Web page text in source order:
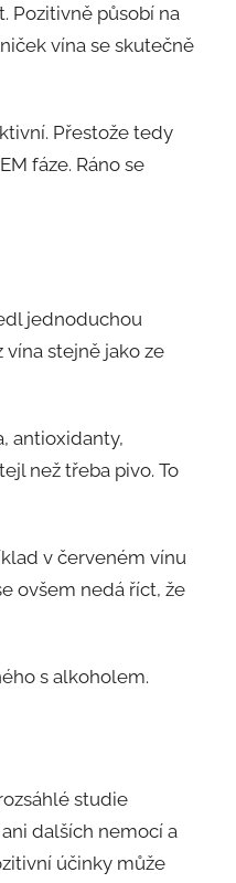
Pozitivně působí na
vína se skutečně
Přestože tedy
fáze. Ráno se
jednoduchou
stejně jako ze
antioxidanty,
než třeba pivo. To
v červeném vínu
ovšem nedá říct, že
s alkoholem.
studie
dalších nemocí a
účinky může